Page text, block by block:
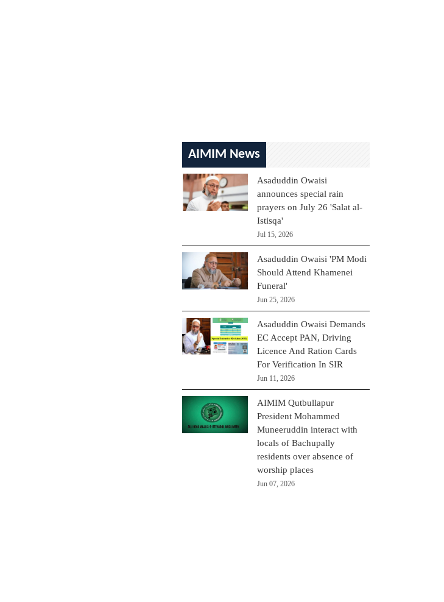
AIMIM News
Asaduddin Owaisi
announces special rain
prayers on July 26 'Salat al-
Istisqa'
Jul 15, 2026
Asaduddin Owaisi 'PM Modi
Should Attend Khamenei
Funeral'
Jun 25, 2026
Asaduddin Owaisi Demands
EC Accept PAN, Driving
Licence And Ration Cards
For Verification In SIR
Jun 11, 2026
AIMIM Qutbullapur
President Mohammed
Muneeruddin interact with
locals of Bachupally
residents over absence of
worship places
Jun 07, 2026